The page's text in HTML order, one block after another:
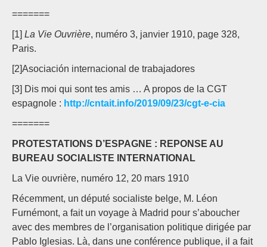
=======
[1] La Vie Ouvrière, numéro 3, janvier 1910, page 328,
Paris.
[2]Asociación internacional de trabajadores
[3] Dis moi qui sont tes amis … A propos de la CGT
espagnole : http://cntait.info/2019/09/23/cgt-e-cia
=======
PROTESTATIONS D’ESPAGNE : REPONSE AU
BUREAU SOCIALISTE INTERNATIONAL
La Vie ouvrière, numéro 12, 20 mars 1910
Récemment, un député socialiste belge, M. Léon
Furnémont, a fait un voyage à Madrid pour s’aboucher
avec des membres de l’organisation politique dirigée par
Pablo Iglesias. Là, dans une conférence publique, il a fait